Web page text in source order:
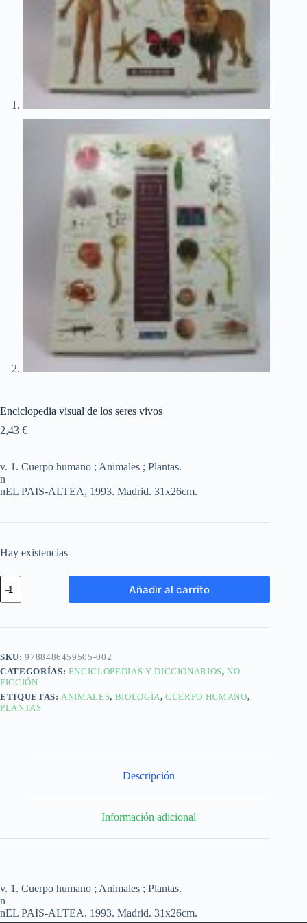
Enciclopedia visual de los seres vivos
2,43 €
v. 1. Cuerpo humano ; Animales ; Plantas.
n
nEL PAIS-ALTEA, 1993. Madrid. 31x26cm.
Hay existencias
Añadir al carrito
SKU:9788486459505-002
CATEGORÍAS: ENCICLOPEDIAS Y DICCIONARIOS,NO
FICCIÓN
ETIQUETAS:ANIMALES, BIOLOGÍA,CUERPO HUMANO,
PLANTAS
Descripción
Información adicional
v. 1. Cuerpo humano ; Animales ; Plantas.
n
nEL PAIS-ALTEA, 1993. Madrid. 31x26cm.